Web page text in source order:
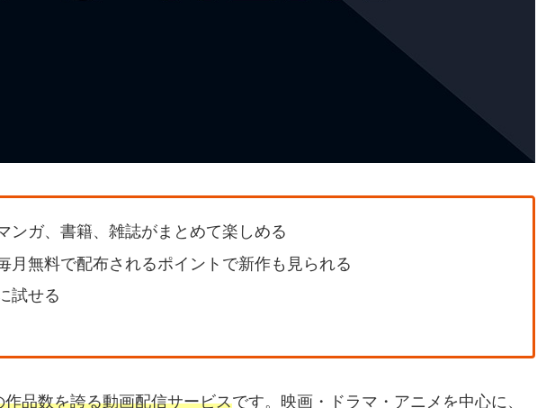
ンガ、書籍、雑誌がまとめて楽しめる
月無料で配布されるポイントで新作も見られる
試せる
作品数を誇る動画配信サービスです。映画・ドラマ・アニメを中心に、